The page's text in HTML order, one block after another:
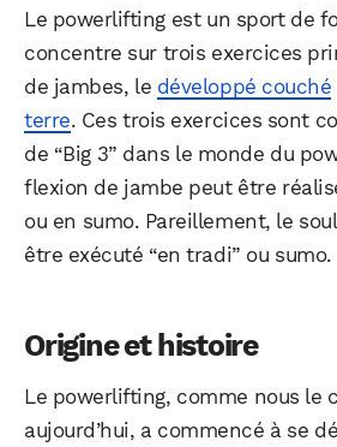
Le powerlifting est un sport de
concentre sur trois exercices
de jambes, le développé couché
terre. Ces trois exercices sont
de “Big 3” dans le monde du
flexion de jambe peut être
ou en sumo. Pareillement, le
être exécuté “en tradi” ou sumo.
Origine et histoire
Le powerlifting, comme nous le
aujourd’hui, a commencé à se